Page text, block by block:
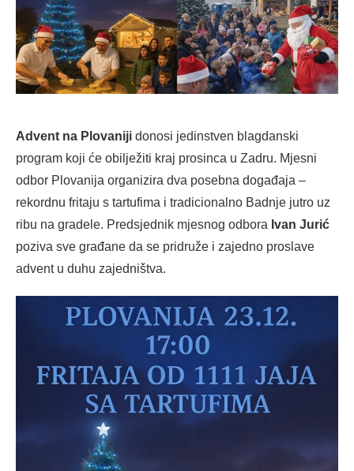
Advent na Plovaniji donosi jedinstven blagdanski
program koji će obilježiti kraj prosinca u Zadru. Mjesni
odbor Plovanija organizira dva posebna događaja –
rekordnu fritaju s tartufima i tradicionalno Badnje jutro uz
ribu na gradele. Predsjednik mjesnog odbora Ivan Jurić
poziva sve građane da se pridruže i zajedno proslave
advent u duhu zajedništva.